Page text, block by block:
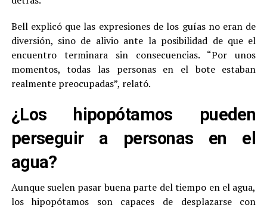
Bell explicó que las expresiones de los guías no eran de
diversión, sino de alivio ante la posibilidad de que el
encuentro terminara sin consecuencias. “Por unos
momentos, todas las personas en el bote estaban
realmente preocupadas”, relató.
¿Los hipopótamos pueden
perseguir a personas en el
agua?
Aunque suelen pasar buena parte del tiempo en el agua,
los hipopótamos son capaces de desplazarse con